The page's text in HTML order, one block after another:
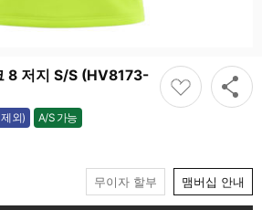
8 저지 S/S (HV8173-
외) A/S 가능
가능
무이자 할부 맴버십 안내